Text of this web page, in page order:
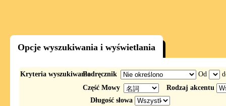
Opcje wyszukiwania i wyświetlania
Kryteria wyszukiwaniaPodręcznik Od
Część Mowy
Rodzaj akcentu
Długość słowa